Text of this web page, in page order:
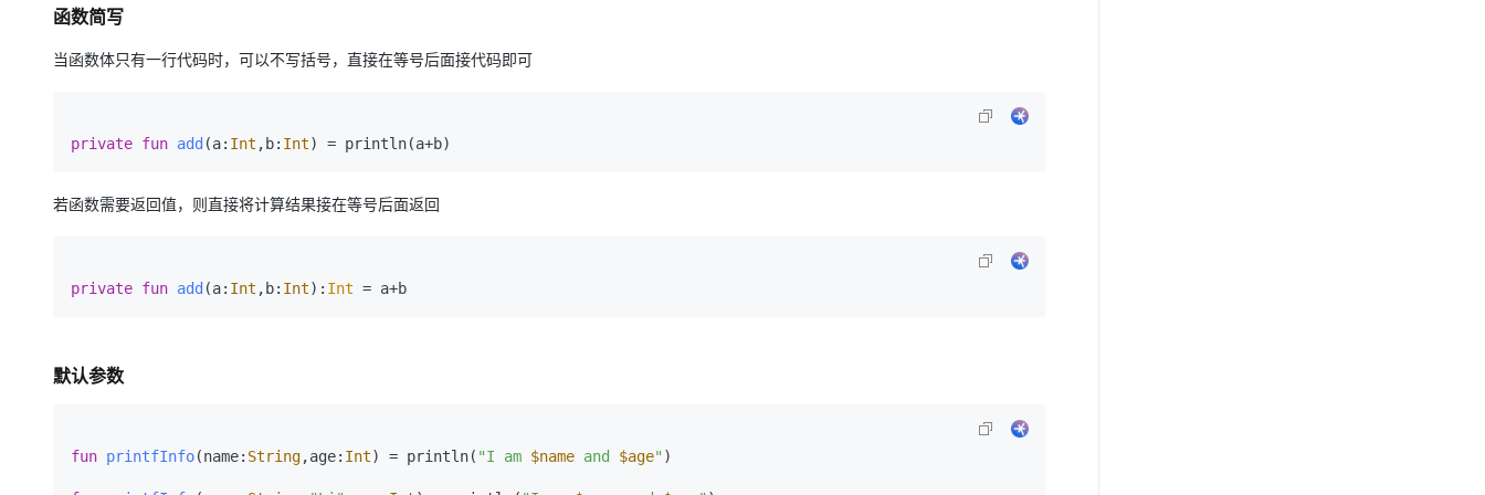
函数简写
当函数体只有一行代码时，可以不写括号，直接在等号后面接代码即可
private fun add (a: Int ,b: Int) = println(a+b)
若函数需要返回值，则直接将计算结果接在等号后面返回
private fun add (a: Int ,b: Int) : Int = a+b
默认参数
fun printfInfo(name: String,age: Int) = println( "I am $name and $age" )